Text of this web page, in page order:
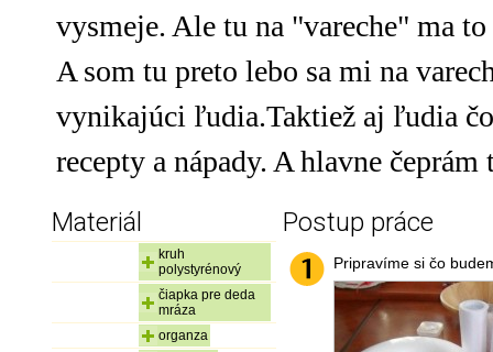
vysmeje. Ale tu na "vareche" ma
A som tu preto lebo sa mi na
vynikajúci ľudia.Taktiež aj ľudia
recepty a nápady. A hlavne
Materiál
kruh
polystyrénový
čiapka pre deda
mráza
organza
Postup práce
Pripravíme si čo